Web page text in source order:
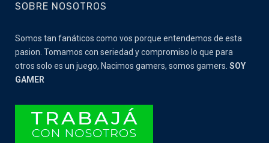
SOBRE NOSOTROS
Somos tan fanáticos como vos porque entendemos de esta
pasion. Tomamos con seriedad y compromiso lo que para
otros solo es un juego, Nacimos gamers, somos gamers. SOY
GAMER